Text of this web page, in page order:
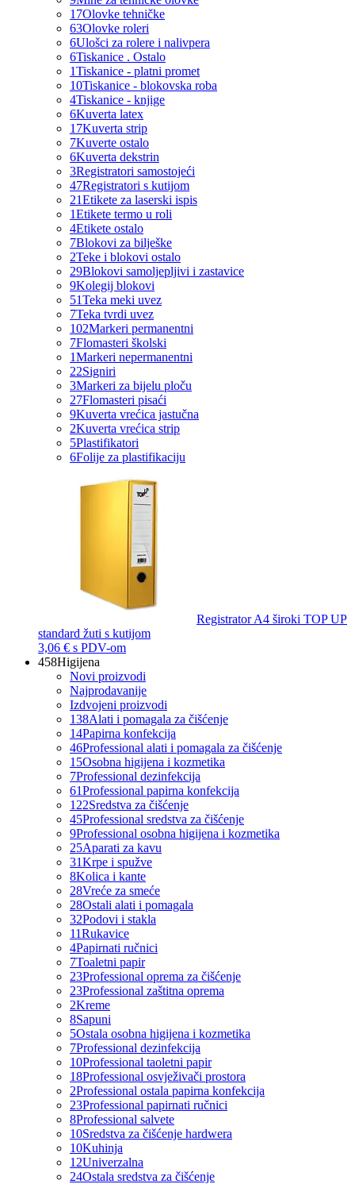
17Olovke tehničke
63Olovke roleri
6Ulošci za rolere i nalivpera
6Tiskanice . Ostalo
1Tiskanice - platni promet
10Tiskanice - blokovska roba
4Tiskanice - knjige
6Kuverta latex
17Kuverta strip
7Kuverte ostalo
6Kuverta dekstrin
3Registratori samostojeći
47Registratori s kutijom
21Etikete za laserski ispis
1Etikete termo u roli
4Etikete ostalo
7Blokovi za bilješke
2Teke i blokovi ostalo
29Blokovi samoljepljivi i zastavice
9Kolegij blokovi
51Teka meki uvez
7Teka tvrdi uvez
102Markeri permanentni
7Flomasteri školski
1Markeri nepermanentni
22Signiri
3Markeri za bijelu ploču
27Flomasteri pisaći
9Kuverta vrećica jastučna
2Kuverta vrećica strip
5Plastifikatori
6Folije za plastifikaciju
Registrator A4 široki TOP UP
standard žuti s kutijom
3,06 € s PDV-om
458Higijena
Novi proizvodi
Najprodavanije
Izdvojeni proizvodi
138Alati i pomagala za čišćenje
14Papirna konfekcija
46Professional alati i pomagala za čišćenje
15Osobna higijena i kozmetika
7Professional dezinfekcija
61Professional papirna konfekcija
122Sredstva za čišćenje
45Professional sredstva za čišćenje
9Professional osobna higijena i kozmetika
25Aparati za kavu
31Krpe i spužve
8Kolica i kante
28Vreće za smeće
28Ostali alati i pomagala
32Podovi i stakla
11Rukavice
4Papirnati ručnici
7Toaletni papir
23Professional oprema za čišćenje
23Professional zaštitna oprema
2Kreme
8Sapuni
5Ostala osobna higijena i kozmetika
7Professional dezinfekcija
10Professional taoletni papir
18Professional osvježivači prostora
2Professional ostala papirna konfekcija
23Professional papirnati ručnici
8Professional salvete
10Sredstva za čišćenje hardwera
10Kuhinja
12Univerzalna
24Ostala sredstva za čišćenje